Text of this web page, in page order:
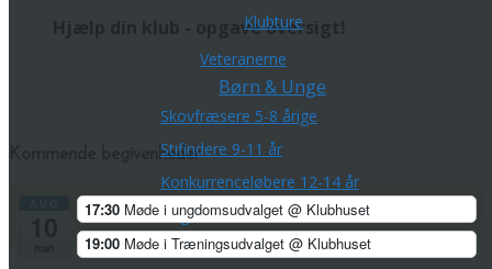
Klubture
Veteranerne
Børn & Unge
Skovfræsere 5-8 årige
Stifindere 9-11 år
Konkurrenceløbere 12-14 år
Unge ca. 15-21 år
Hold for voksne -både nye og erfarne
Hjælp din klub - opgave oversigt!
Kommende begivenheder
17:30 Møde i ungdomsudvalget @ Klubhuset
19:00 Møde i Træningsudvalget @ Klubhuset